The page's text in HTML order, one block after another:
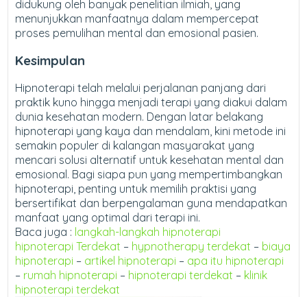
didukung oleh banyak penelitian ilmiah, yang
menunjukkan manfaatnya dalam mempercepat
proses pemulihan mental dan emosional pasien.
Kesimpulan
Hipnoterapi telah melalui perjalanan panjang dari
praktik kuno hingga menjadi terapi yang diakui dalam
dunia kesehatan modern. Dengan latar belakang
hipnoterapi yang kaya dan mendalam, kini metode ini
semakin populer di kalangan masyarakat yang
mencari solusi alternatif untuk kesehatan mental dan
emosional. Bagi siapa pun yang mempertimbangkan
hipnoterapi, penting untuk memilih praktisi yang
bersertifikat dan berpengalaman guna mendapatkan
manfaat yang optimal dari terapi ini.
Baca juga : langkah-langkah hipnoterapi
hipnoterapi Terdekat – hypnotherapy terdekat – biaya
hipnoterapi – artikel hipnoterapi – apa itu hipnoterapi
– rumah hipnoterapi – hipnoterapi terdekat – klinik
hipnoterapi terdekat